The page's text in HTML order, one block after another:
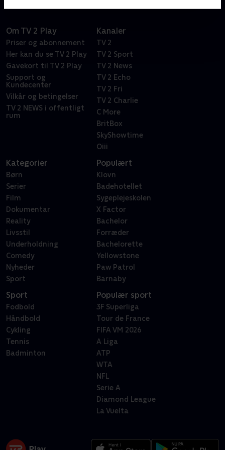
Om TV 2 Play
Priser og abonnement
Her kan du se TV 2 Play
Gavekort til TV 2 Play
Support og
Kundecenter
Vilkår og betingelser
TV 2 NEWS i offentligt
rum
Kanaler
TV 2
TV 2 Sport
TV 2 News
TV 2 Echo
TV 2 Fri
TV 2 Charlie
C More
BritBox
SkyShowtime
Oiii
Kategorier
Børn
Serier
Film
Dokumentar
Reality
Livsstil
Underholdning
Comedy
Nyheder
Sport
Populært
Klovn
Badehotellet
Sygeplejeskolen
X Factor
Bachelor
Forræder
Bachelorette
Yellowstone
Paw Patrol
Barnaby
Sport
Fodbold
Håndbold
Cykling
Tennis
Badminton
Populær sport
3F Superliga
Tour de France
FIFA VM 2026
A Liga
ATP
WTA
NFL
Serie A
Diamond League
La Vuelta